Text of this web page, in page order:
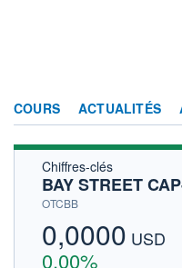
COURS ACTUALITÉS
Chiffres-clés
BAY STREET
OTCBB
0,0000 USD
0,00%